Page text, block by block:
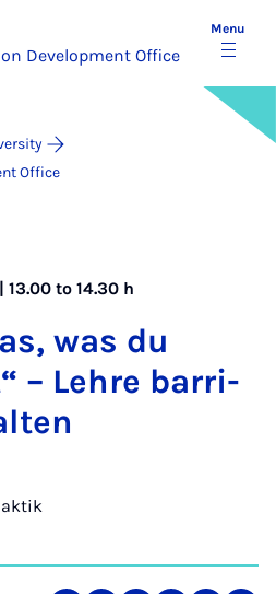
Development Office
Menu
Office
13.00 to 14.30 h
was du
– Lehre bar­ri­